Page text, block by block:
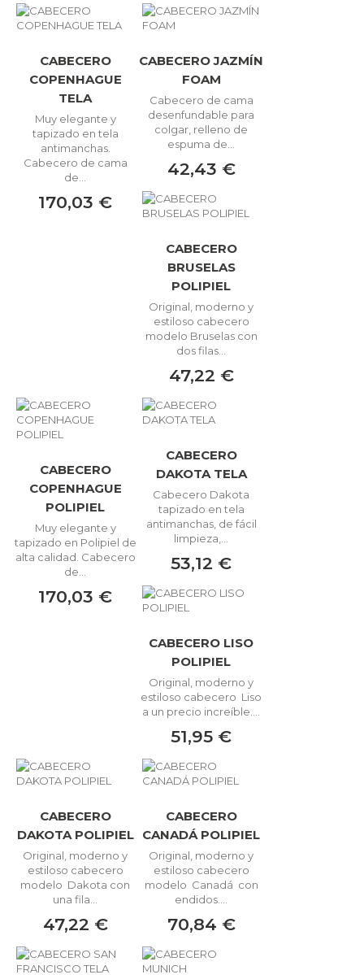
CABECERO
COPENHAGUE
TELA
Muy elegante y
tapizado en tela
antimanchas.
Cabecero de cama
de...
170,03 €
CABECERO JAZMÍN
FOAM
Cabecero de cama
desenfundable para
colgar, relleno de
espuma de...
42,43 €
CABECERO
BRUSELAS
POLIPIEL
Original, moderno y
estiloso cabecero
modelo Bruselas con
dos filas...
47,22 €
CABECERO
COPENHAGUE
POLIPIEL
Muy elegante y
tapizado en Polipiel de
alta calidad. Cabecero
de...
170,03 €
CABECERO
DAKOTA TELA
Cabecero Dakota
tapizado en tela
antimanchas, de fácil
limpieza,...
53,12 €
CABECERO LISO
POLIPIEL
Original, moderno y
estiloso cabecero Liso
a un precio increíble....
51,95 €
CABECERO
DAKOTA POLIPIEL
Original, moderno y
estiloso cabecero
modelo Dakota con
una fila...
47,22 €
CABECERO
CANADÁ POLIPIEL
Original, moderno y
estiloso cabecero
modelo Canadá con
endidos....
70,84 €